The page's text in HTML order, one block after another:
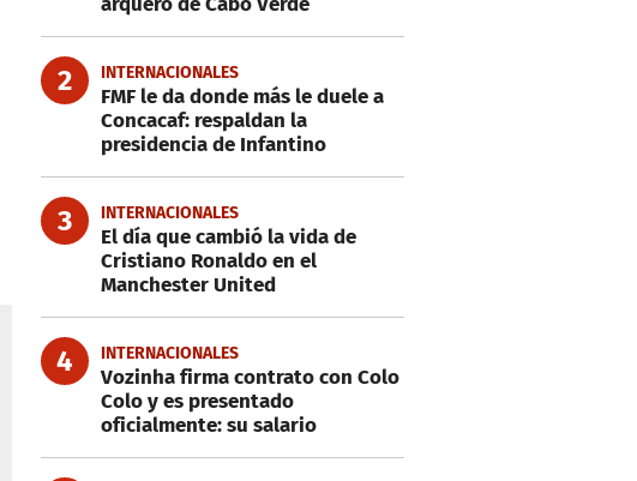
2 INTERNACIONALES
FMF le da donde más le duele a
Concacaf: respaldan la
presidencia de Infantino
3 INTERNACIONALES
El día que cambió la vida de
Cristiano Ronaldo en el
Manchester United
4 INTERNACIONALES
Vozinha firma contrato con Colo
Colo y es presentado
oficialmente: su salario